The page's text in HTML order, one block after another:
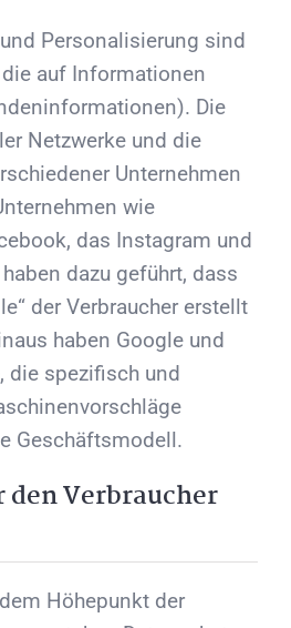
Personalisierung sind
auf Informationen
Die
Netzwerke und die
Unternehmen
wie
das Instagram und
dazu geführt, dass
der Verbraucher erstellt
haben Google und
die spezifisch und
Geschäftsmodell.
den Verbraucher
Höhepunkt der